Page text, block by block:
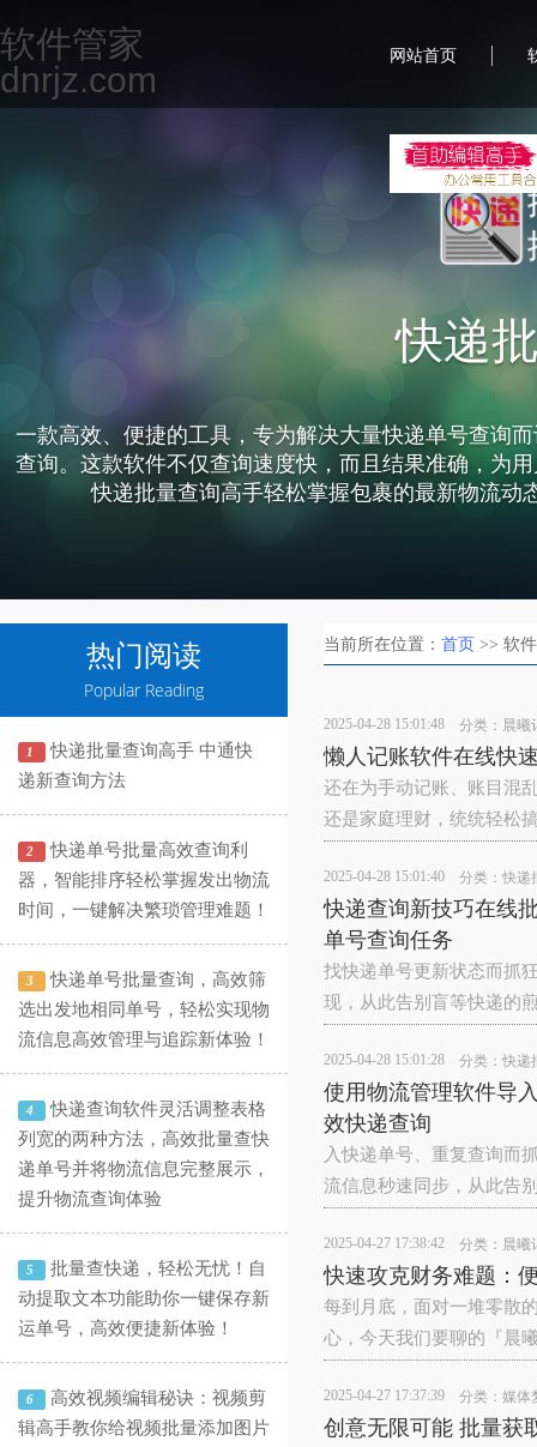
快递
一款高效、便捷的工具，专为解决大量快递单号查询
查询。这款软件不仅查询速度快，而且结果准确，为
快递批量查询高手轻松掌握包裹的最新物流
软件管家
dnrjz.com
网站首页 |
热门阅读
Popular Reading
1
快递批量查询高手 中通快
递新查询方法
2
快递单号批量高效查询利
器，智能排序轻松掌握发出物流
时间，一键解决繁琐管理难题！
3
快递单号批量查询，高效筛
选出发地相同单号，轻松实现物
流信息高效管理与追踪新体验！
4
快递查询软件灵活调整表格
列宽的两种方法，高效批量查快
递单号并将物流信息完整展示，
提升物流查询体验
5
批量查快递，轻松无忧！自
动提取文本功能助你一键保存新
运单号，高效便捷新体验！
6
高效视频编辑秘诀：视频剪
辑高手教你给视频批量添加图片
当前所在位置： 首页 >> 软
2025-04-28 15:01:48 分类： 晨曦
懒人记账软件在线快
还在为手动记账、账目混
还是家庭理财，统统轻松
2025-04-28 15:01:40 分类： 快递
快递查询新技巧在线
单号查询任务
找快递单号更新状态而抓
现，从此告别盲等快递的
2025-04-28 15:01:28 分类： 快递
使用物流管理软件导
效快递查询
入快递单号、重复查询而
流信息秒速同步，从此告
2025-04-27 17:38:42 分类： 晨曦
快速攻克财务难题：
每到月底，面对一堆零散
心，今天我们要聊的『晨
2025-04-27 17:37:39 分类： 媒体
创意无限可能 批量获